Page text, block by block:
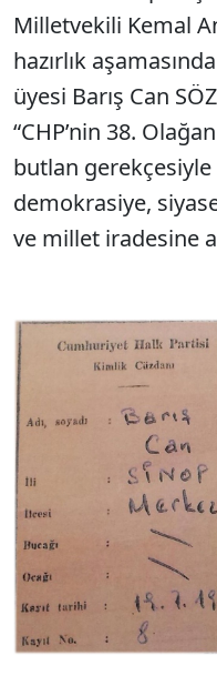
Milletvekili Kemal
hazırlık
üyesi Barış Can
“CHP’nin 38.
butlan
demokrasiye,
ve millet iradesine